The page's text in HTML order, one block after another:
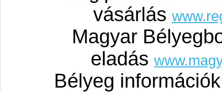
vásárlás
Magyar
eladás
Bélyeg